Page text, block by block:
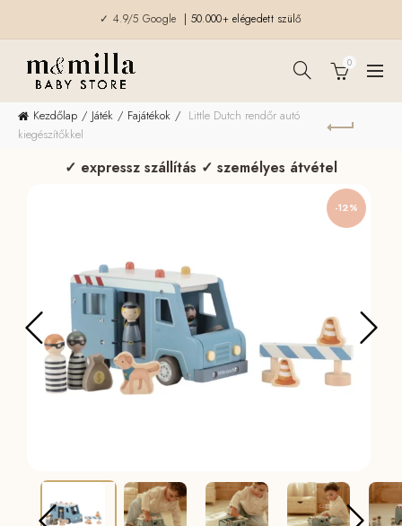
✓ 4.9/5 Google | 50.000+ elégedett szülő
0
Kezdőlap Játék Fajátékok
Little Dutch rendőr autó
kiegészítőkkel
✓ expressz szállítás ✓ személyes átvétel
-12%